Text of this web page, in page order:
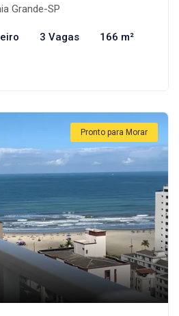
Grande-SP
3 Vagas 166 m²
Pronto para Morar